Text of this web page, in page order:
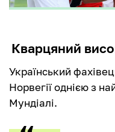
Кварцяний
Український
Норвегії однією з
Мундіалі.